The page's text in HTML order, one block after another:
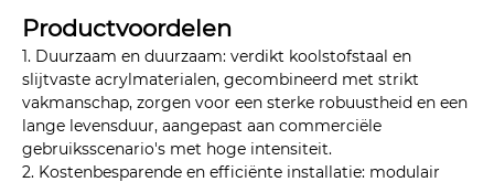
Productvoordelen
1. Duurzaam en duurzaam: verdikt koolstofstaal en
slijtvaste acrylmaterialen, gecombineerd met strikt
vakmanschap, zorgen voor een sterke robuustheid en een
lange levensduur, aangepast aan commerciële
gebruiksscenario's met hoge intensiteit.
2. Kostenbesparende en efficiënte installatie: modulair